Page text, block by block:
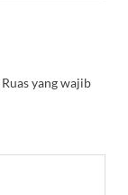
Ruas yang wajib